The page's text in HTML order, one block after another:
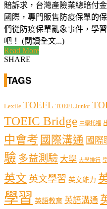
賠訴求，台灣產險業總賠付
國際，專門販售防疫保單的
們從防疫保單亂象事件，學
吧！ (閱讀全文...)
Read More
SHARE
TAGS
Lexile TOEFL TOEFL Junior
TOEIC Bridge 中學托福
中會考 國際溝通 國際
驗 多益測驗 大學 大學排行
英文 英文學習 英文能力
學習 英語教育 英語溝通